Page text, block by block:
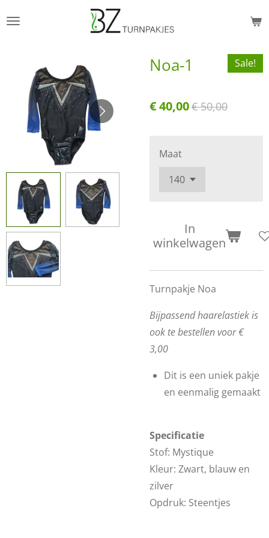
hoofdinhoud
Noa-1 Sale!
€ 40,00€ 50,00
Maat
In
winkelwagen
Turnpakje Noa
Bijpassend haarelastiek is
ook te bestellen voor €
3,00
Dit is een uniek pakje
en eenmalig gemaakt
Specificatie
Stof: Mystique
Kleur: Zwart, blauw en
zilver
Opdruk: Steentjes